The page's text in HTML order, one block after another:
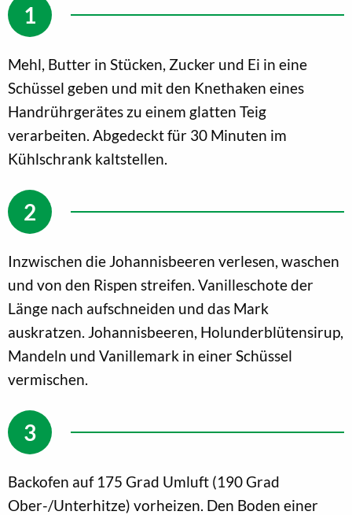
Mehl, Butter in Stücken, Zucker und Ei in eine
Schüssel geben und mit den Knethaken eines
Handrührgerätes zu einem glatten Teig
verarbeiten. Abgedeckt für 30 Minuten im
Kühlschrank kaltstellen.
Inzwischen die Johannisbeeren verlesen, waschen
und von den Rispen streifen. Vanilleschote der
Länge nach aufschneiden und das Mark
auskratzen. Johannisbeeren, Holunderblütensirup,
Mandeln und Vanillemark in einer Schüssel
vermischen.
Backofen auf 175 Grad Umluft (190 Grad
Ober-/Unterhitze) vorheizen. Den Boden einer